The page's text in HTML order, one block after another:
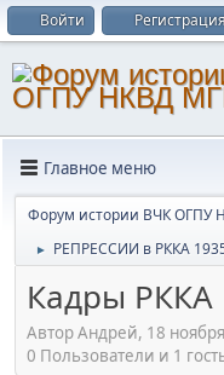
Войти
Главное меню
Форум истории ВЧК ОГПУ
► РЕПРЕССИИ в РККА
Кадры РККА
Автор Андрей, 18
0 Пользователи и 1